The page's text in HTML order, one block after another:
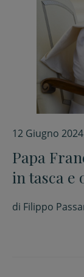
12 Giugno 2024
Papa
in tasca e
di Filippo